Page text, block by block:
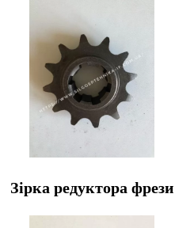
Зірка редуктора фрези